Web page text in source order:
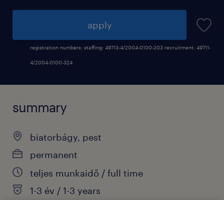
apply
registration numbers: staffing: 49713-4/2004-0100-203 recruitment: 49711-
4/2004-0100-324
summary
biatorbágy, pest
permanent
teljes munkaidő / full time
1-3 év / 1-3 years